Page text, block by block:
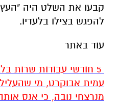
קבעו את השלט היה
להפגש בצילו בלעדיו.
עוד באתר
5 חודשי עבודות שרות
עמית אבוקרט, מי
מנרצחי נובה, כי אנס